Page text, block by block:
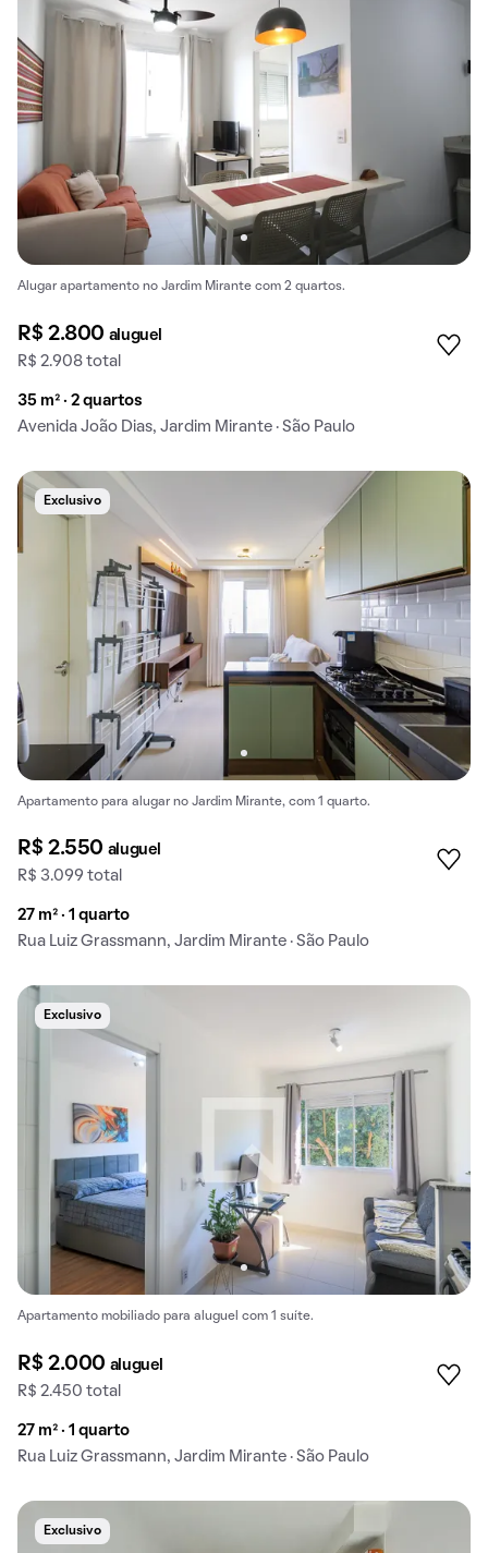
Alugar apartamento no Jardim Mirante com 2 quartos.
R$ 2.800 aluguel
R$ 2.908 total
35 m² · 2 quartos
Avenida João Dias, Jardim Mirante · São Paulo
Exclusivo
Apartamento para alugar no Jardim Mirante, com 1 quarto.
R$ 2.550 aluguel
R$ 3.099 total
27 m² · 1 quarto
Rua Luiz Grassmann, Jardim Mirante · São Paulo
Exclusivo
Apartamento mobiliado para aluguel com 1 suíte.
R$ 2.000 aluguel
R$ 2.450 total
27 m² · 1 quarto
Rua Luiz Grassmann, Jardim Mirante · São Paulo
Exclusivo